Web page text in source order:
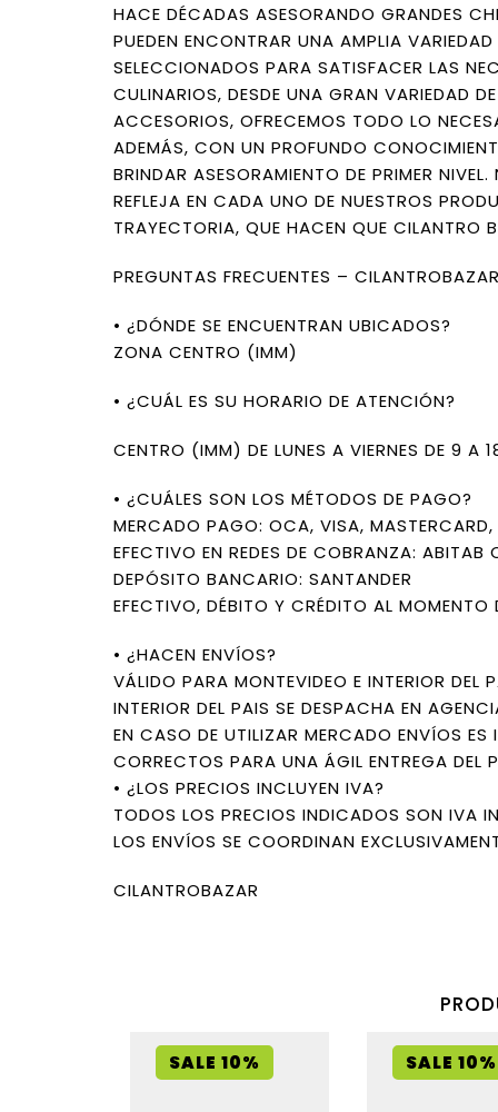
HACE DÉCADAS ASESORANDO GRANDES
PUEDEN ENCONTRAR UNA AMPLIA
SELECCIONADOS PARA SATISFACER LAS
CULINARIOS, DESDE UNA GRAN VARIEDAD
ACCESORIOS, OFRECEMOS TODO LO
ADEMÁS, CON UN PROFUNDO
BRINDAR ASESORAMIENTO DE PRIMER
REFLEJA EN CADA UNO DE NUESTROS
TRAYECTORIA, QUE HACEN QUE CILANTRO
PREGUNTAS FRECUENTES –
• ¿DÓNDE SE ENCUENTRAN UBICADOS?
ZONA CENTRO (IMM)
• ¿CUÁL ES SU HORARIO DE ATENCIÓN?
CENTRO (IMM) DE LUNES A VIERNES DE 9 A
• ¿CUÁLES SON LOS MÉTODOS DE PAGO?
MERCADO PAGO: OCA, VISA, MASTERCARD,
EFECTIVO EN REDES DE COBRANZA: ABITAB
DEPÓSITO BANCARIO: SANTANDER
EFECTIVO, DÉBITO Y CRÉDITO AL
• ¿HACEN ENVÍOS?
VÁLIDO PARA MONTEVIDEO E INTERIOR DEL
INTERIOR DEL PAIS SE DESPACHA EN
EN CASO DE UTILIZAR MERCADO ENVÍOS ES
CORRECTOS PARA UNA ÁGIL ENTREGA DEL
• ¿LOS PRECIOS INCLUYEN IVA?
TODOS LOS PRECIOS INDICADOS SON IVA
LOS ENVÍOS SE COORDINAN
CILANTROBAZAR
SALE 10% SALE 10%